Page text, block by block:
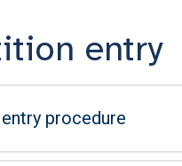
entry
procedure